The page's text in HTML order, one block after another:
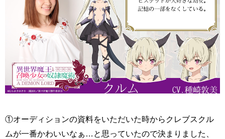
①オーディションの資料をいただいた時からクレブスクル
ムが一番かわいいなぁ…と思っていたので決まりました、